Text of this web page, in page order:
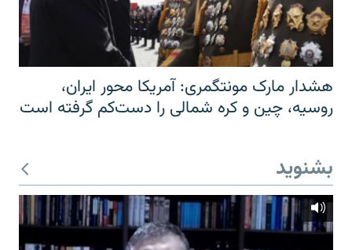
هشدار مارک مونتگمری: آمریکا محور ایران،
روسیه، چین و کره شمالی را دست‌کم گرفته است
بشنوید